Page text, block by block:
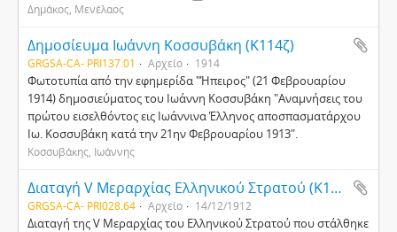
Δημάκος, Μενέλαος
Δημοσίευμα Ιωάννη Κοσσυβάκη (Κ114ζ)
GRGSA-CA- PRI137.01 Αρχείο 1914
Φωτοτυπία από την εφημερίδα "Ήπειρος" (21 Φεβρουαρίου
1914) δημοσιεύματος του Ιωάννη Κοσσυβάκη "Αναμνήσεις του
πρώτου εισελθόντος εις Ιωάννινα Έλληνος αποσπασματάρχου
Ιω. Κοσσυβάκη κατά την 21ην Φεβρουαρίου 1913".
Κοσσυβάκης, Ιωάννης
Διαταγή V Μεραρχίας Ελληνικού Στρατού (Κ120β)
GRGSA-CA- PRI028.64 Αρχείο 14/12/1912
Διαταγή της V Μεραρχίας του Ελληνικού Στρατού που στάλθηκε